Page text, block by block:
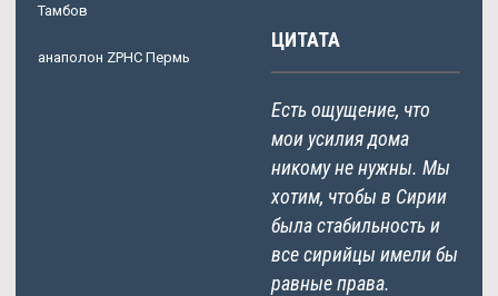
Тамбов
анаполон ZPHC Пермь
ЦИТАТА
Есть ощущение, что
мои усилия дома
никому не нужны. Мы
хотим, чтобы в Сирии
была стабильность и
все сирийцы имели бы
равные права.